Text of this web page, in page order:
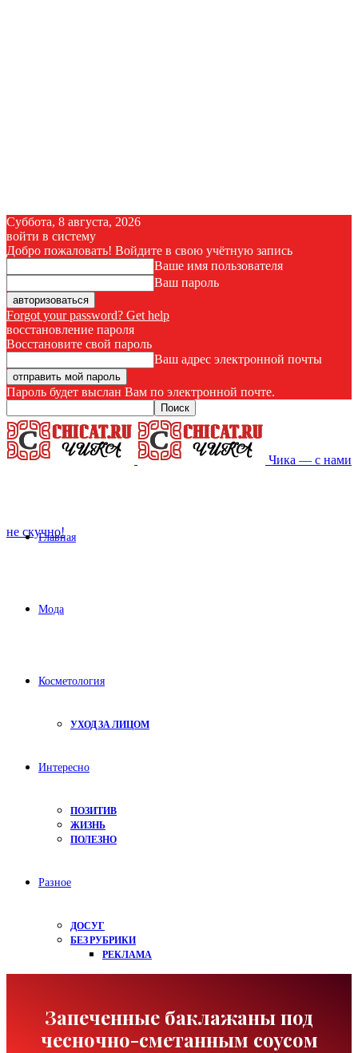
Суббота, 8 августа, 2026
войти в систему
Добро пожаловать! Войдите в свою учётную запись
Ваше имя пользователя
Ваш пароль
Forgot your password? Get help
восстановление пароля
Восстановите свой пароль
Ваш адрес электронной почты
Пароль будет выслан Вам по электронной почте.
Чика — с нами
не скучно!
Главная
Мода
Косметология
УХОД ЗА ЛИЦОМ
Интересно
ПОЗИТИВ
ЖИЗНЬ
ПОЛЕЗНО
Разное
ДОСУГ
БЕЗ РУБРИКИ
РЕКЛАМА
Запеченные баклажаны под
чесночно-сметанным соусом